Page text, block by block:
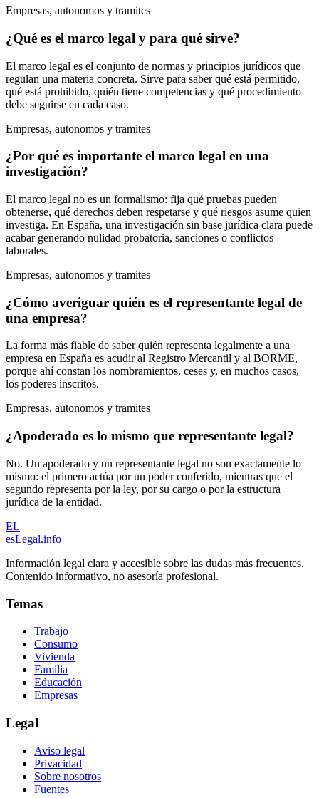
Empresas, autonomos y tramites
¿Qué es el marco legal y para qué sirve?
El marco legal es el conjunto de normas y principios jurídicos que
regulan una materia concreta. Sirve para saber qué está permitido,
qué está prohibido, quién tiene competencias y qué procedimiento
debe seguirse en cada caso.
Empresas, autonomos y tramites
¿Por qué es importante el marco legal en una
investigación?
El marco legal no es un formalismo: fija qué pruebas pueden
obtenerse, qué derechos deben respetarse y qué riesgos asume quien
investiga. En España, una investigación sin base jurídica clara puede
acabar generando nulidad probatoria, sanciones o conflictos
laborales.
Empresas, autonomos y tramites
¿Cómo averiguar quién es el representante legal de
una empresa?
La forma más fiable de saber quién representa legalmente a una
empresa en España es acudir al Registro Mercantil y al BORME,
porque ahí constan los nombramientos, ceses y, en muchos casos,
los poderes inscritos.
Empresas, autonomos y tramites
¿Apoderado es lo mismo que representante legal?
No. Un apoderado y un representante legal no son exactamente lo
mismo: el primero actúa por un poder conferido, mientras que el
segundo representa por la ley, por su cargo o por la estructura
jurídica de la entidad.
EL
esLegal.info
Información legal clara y accesible sobre las dudas más frecuentes.
Contenido informativo, no asesoría profesional.
Temas
Trabajo
Consumo
Vivienda
Familia
Educación
Empresas
Legal
Aviso legal
Privacidad
Sobre nosotros
Fuentes